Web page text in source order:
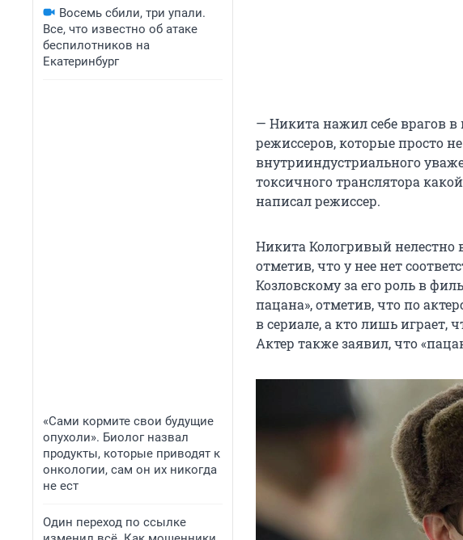
Восемь сбили, три упали.
Все, что известно об атаке
беспилотников на
Екатеринбург
«Сами кормите свои будущие
опухоли». Биолог назвал
продукты, которые приводят к
онкологии, сам он их никогда
не ест
Один переход по ссылке
— Никита нажил себе врагов в
режиссеров, которые просто
внутрииндустриального
токсичного транслятора
написал режиссер.
Никита Кологривый нелестно
отметив, что у нее нет
Козловскому за его роль в
пацана», отметив, что по
в сериале, а кто лишь играет,
Актер также заявил, что